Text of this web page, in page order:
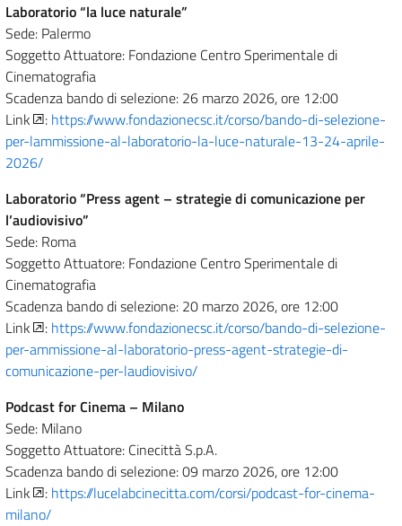
Laboratorio “la luce naturale”
Sede: Palermo
Soggetto Attuatore: Fondazione Centro Sperimentale di
Cinematografia
Scadenza bando di selezione: 26 marzo 2026, ore 12:00
Link
: https://www.fondazionecsc.it/corso/bando-di-selezione-
per-lammissione-al-laboratorio-la-luce-naturale-13-24-aprile-
2026/
Laboratorio “Press agent – strategie di comunicazione per
l’audiovisivo”
Sede: Roma
Soggetto Attuatore: Fondazione Centro Sperimentale di
Cinematografia
Scadenza bando di selezione: 20 marzo 2026, ore 12:00
Link
: https://www.fondazionecsc.it/corso/bando-di-selezione-
per-ammissione-al-laboratorio-press-agent-strategie-di-
comunicazione-per-laudiovisivo/
Podcast for Cinema – Milano
Sede: Milano
Soggetto Attuatore: Cinecittà S.p.A.
Scadenza bando di selezione: 09 marzo 2026, ore 12:00
Link
: https://lucelabcinecitta.com/corsi/podcast-for-cinema-
milano/